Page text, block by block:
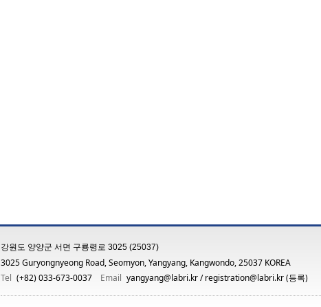
강원도 양양군 서면 구룡령로 3025 (25037)
3025 Guryongnyeong Road, Seomyon, Yangyang, Kangwondo, 25037 KOREA
Tel (+82) 033-673-0037 Email yangyang@labri.kr/registration@labri.kr(등록)